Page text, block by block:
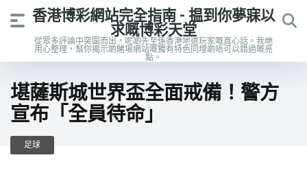
香港博彩網站完全指南 - 揾到你夢寐以
求嘅博彩天堂
從眾多評論中突圍而出，呢啲先至係香港地道玩家嘅真心話。我哋
用心整理，幫你揭示啲賭場網站嘅獨有特色同埋啲唔可以錯過嘅亮
點。
堪薩斯城世界盃全面戒備！警方
宣布「全員待命」
足球